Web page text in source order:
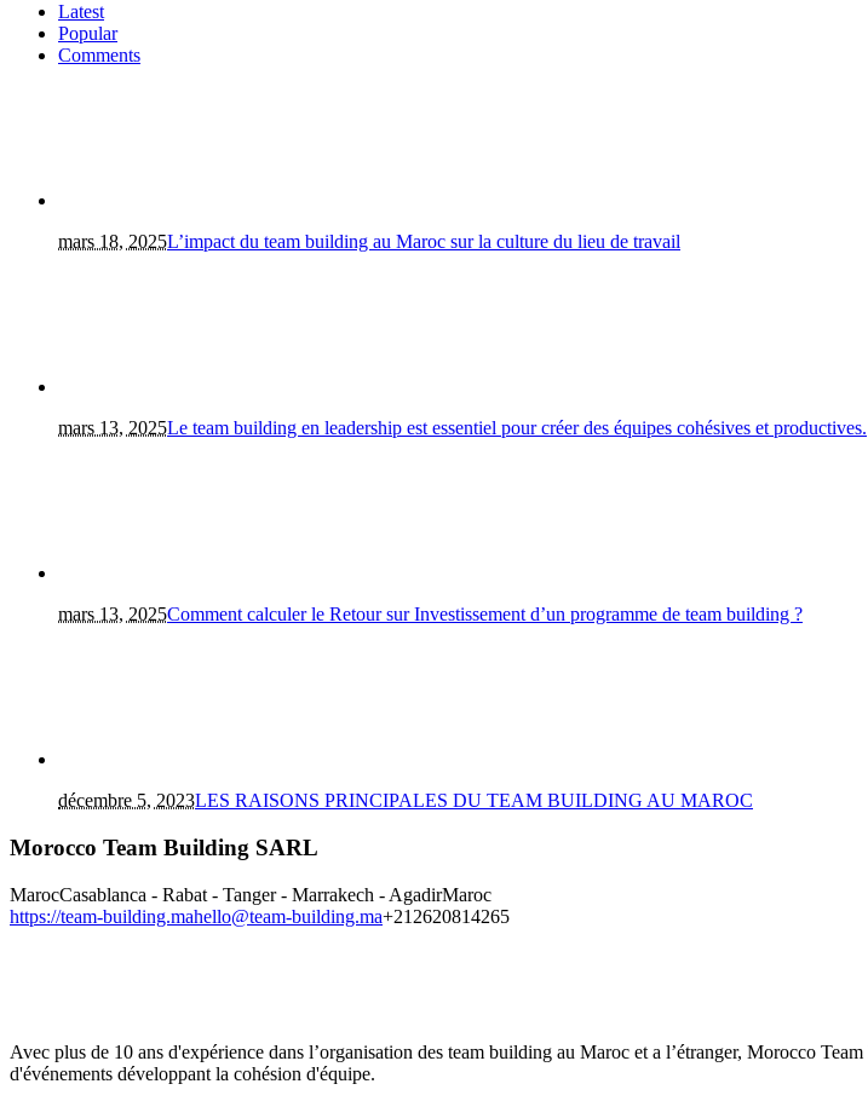
Latest
Popular
Comments
mars 18, 2025L’impact du team building au Maroc sur la culture du lieu de travail
mars 13, 2025Le team building en leadership est essentiel pour créer des équipes cohésives et productives.
mars 13, 2025Comment calculer le Retour sur Investissement d’un programme de team building ?
décembre 5, 2023LES RAISONS PRINCIPALES DU TEAM BUILDING AU MAROC
Morocco Team Building SARL
MarocCasablanca - Rabat - Tanger - Marrakech - AgadirMaroc
https://team-building.mahello@team-building.ma+212620814265
Avec plus de 10 ans d'expérience dans l’organisation des team building au Maroc et a l’étranger, Morocco
d'événements développant la cohésion d'équipe.